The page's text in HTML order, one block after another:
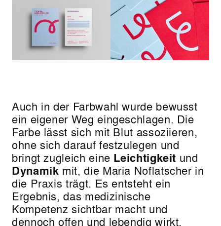
Auch in der Farbwahl wurde bewusst
ein eigener Weg eingeschlagen. Die
Farbe lässt sich mit Blut assoziieren,
ohne sich darauf festzulegen und
bringt zugleich eine Leichtigkeit und
Dynamik mit, die Maria Noflatscher in
die Praxis trägt. Es entsteht ein
Ergebnis, das medizinische
Kompetenz sichtbar macht und
dennoch offen und lebendig wirkt.